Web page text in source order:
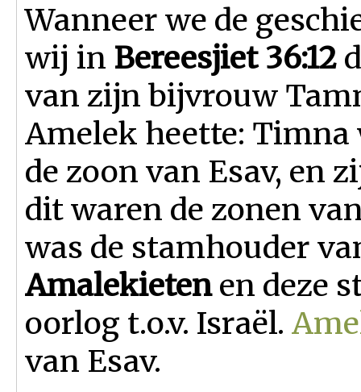
Wanneer we de
wij in Bereesjiet 36:12
van zijn bijvrouw
Amelek heette:
de zoon van Esav, en
dit waren de zonen
was de stamhouder
Amalekietenen deze
oorlog t.o.v. Israël.
van Esav.